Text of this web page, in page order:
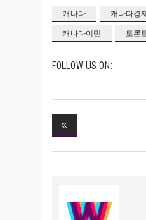
캐나다 캐나다경
캐나다이민
토론
FOLLOW US ON: